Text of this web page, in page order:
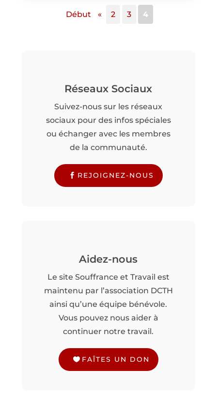
Début « 2 3 4
Réseaux Sociaux
Suivez-nous sur les réseaux
sociaux pour des infos spéciales
ou échanger avec les membres
de la communauté.
REJOIGNEZ-NOUS
Aidez-nous
Le site Souffrance et Travail est
maintenu par l’association DCTH
ainsi qu’une équipe bénévole.
Vous pouvez nous aider à
continuer notre travail.
FAÎTES UN DON